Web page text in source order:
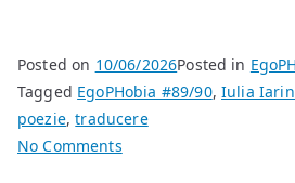
Posted on 10/06/2026Posted in
Tagged EgoPHobia #89/90,Iulia
poezie,traducere
No Commentson